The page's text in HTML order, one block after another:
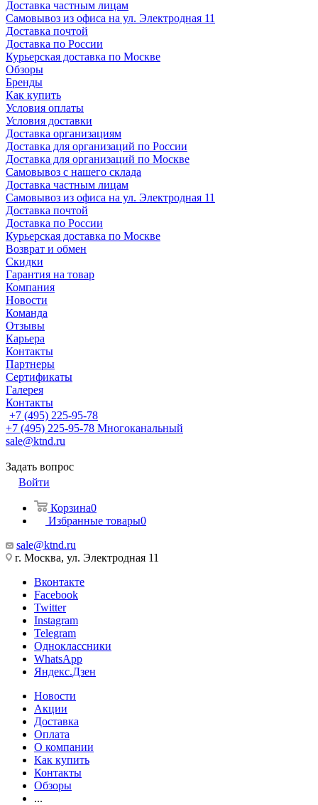
Доставка частным лицам
Самовывоз из офиса на ул. Электродная 11
Доставка почтой
Доставка по России
Курьерская доставка по Москве
Обзоры
Бренды
Как купить
Условия оплаты
Условия доставки
Доставка организациям
Доставка для организаций по России
Доставка для организаций по Москве
Самовывоз с нашего склада
Доставка частным лицам
Самовывоз из офиса на ул. Электродная 11
Доставка почтой
Доставка по России
Курьерская доставка по Москве
Возврат и обмен
Скидки
Гарантия на товар
Компания
Новости
Команда
Отзывы
Карьера
Контакты
Партнеры
Сертификаты
Галерея
Контакты
+7 (495) 225-95-78
+7 (495) 225-95-78 Многоканальный
sale@ktnd.ru
Задать вопрос
Войти
Корзина0
Избранные товары0
sale@ktnd.ru
г. Москва, ул. Электродная 11
Вконтакте
Facebook
Twitter
Instagram
Telegram
Одноклассники
WhatsApp
Яндекс.Дзен
Новости
Акции
Доставка
Оплата
О компании
Как купить
Контакты
Обзоры
...